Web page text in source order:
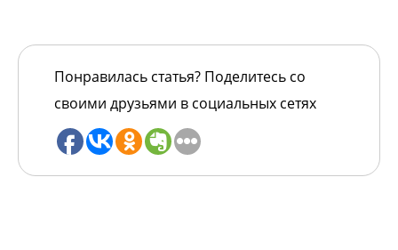
Понравилась статья? Поделитесь со
своими друзьями в социальных сетях